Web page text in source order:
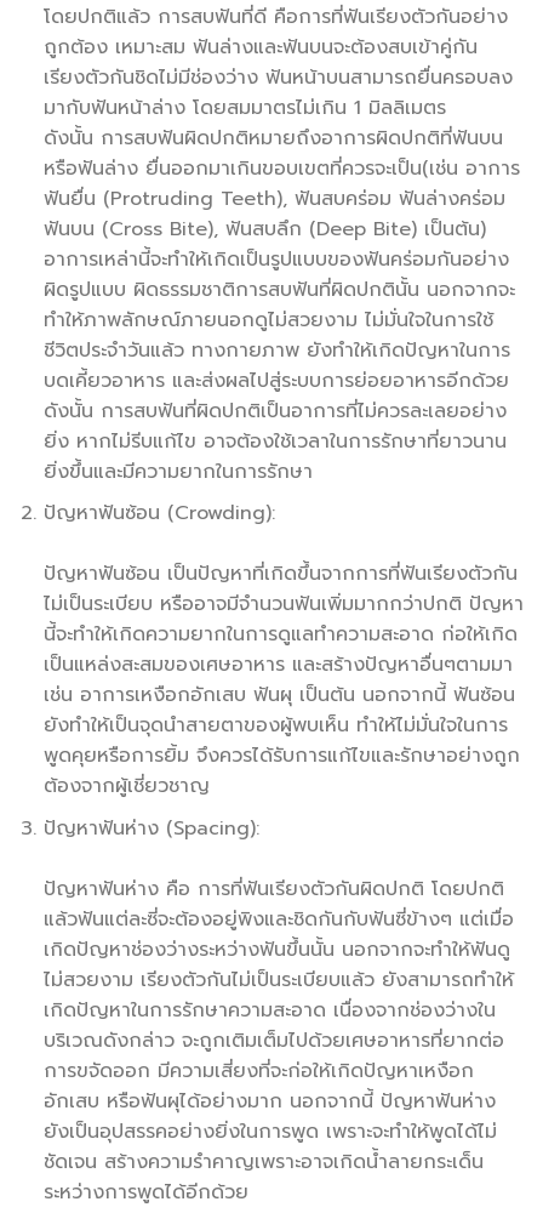
โดยปกติแล้ว การสบฟันที่ดี คือการที่ฟันเรียงตัวกันอย่าง
ถูกต้อง เหมาะสม ฟันล่างและฟันบนจะต้องสบเข้าคู่กัน
เรียงตัวกันชิดไม่มีช่องว่าง ฟันหน้าบนสามารถยื่นครอบลง
มากับฟันหน้าล่าง โดยสมมาตรไม่เกิน 1 มิลลิเมตร
ดังนั้น การสบฟันผิดปกติหมายถึงอาการผิดปกติที่ฟันบน
หรือฟันล่าง ยื่นออกมาเกินขอบเขตที่ควรจะเป็น(เช่น อาการ
ฟันยื่น (Protruding Teeth), ฟันสบคร่อม ฟันล่างคร่อม
ฟันบน (Cross Bite), ฟันสบลึก (Deep Bite) เป็นต้น)
อาการเหล่านี้จะทำให้เกิดเป็นรูปแบบของฟันคร่อมกันอย่าง
ผิดรูปแบบ ผิดธรรมชาติการสบฟันที่ผิดปกตินั้น นอกจากจะ
ทำให้ภาพลักษณ์ภายนอกดูไม่สวยงาม ไม่มั่นใจในการใช้
ชีวิตประจำวันแล้ว ทางกายภาพ ยังทำให้เกิดปัญหาในการ
บดเคี้ยวอาหาร และส่งผลไปสู่ระบบการย่อยอาหารอีกด้วย
ดังนั้น การสบฟันที่ผิดปกติเป็นอาการที่ไม่ควรละเลยอย่าง
ยิ่ง หากไม่รีบแก้ไข อาจต้องใช้เวลาในการรักษาที่ยาวนาน
ยิ่งขึ้นและมีความยากในการรักษา
ปัญหาฟันซ้อน (Crowding):
ปัญหาฟันซ้อน เป็นปัญหาที่เกิดขึ้นจากการที่ฟันเรียงตัวกัน
ไม่เป็นระเบียบ หรืออาจมีจำนวนฟันเพิ่มมากกว่าปกติ ปัญหา
นี้จะทำให้เกิดความยากในการดูแลทำความสะอาด ก่อให้เกิด
เป็นแหล่งสะสมของเศษอาหาร และสร้างปัญหาอื่นๆตามมา
เช่น อาการเหงือกอักเสบ ฟันผุ เป็นต้น นอกจากนี้ ฟันซ้อน
ยังทำให้เป็นจุดนำสายตาของผู้พบเห็น ทำให้ไม่มั่นใจในการ
พูดคุยหรือการยิ้ม จึงควรได้รับการแก้ไขและรักษาอย่างถูก
ต้องจากผู้เชี่ยวชาญ
ปัญหาฟันห่าง (Spacing):
ปัญหาฟันห่าง คือ การที่ฟันเรียงตัวกันผิดปกติ โดยปกติ
แล้วฟันแต่ละซี่จะต้องอยู่พิงและชิดกันกับฟันซี่ข้างๆ แต่เมื่อ
เกิดปัญหาช่องว่างระหว่างฟันขึ้นนั้น นอกจากจะทำให้ฟันดู
ไม่สวยงาม เรียงตัวกันไม่เป็นระเบียบแล้ว ยังสามารถทำให้
เกิดปัญหาในการรักษาความสะอาด เนื่องจากช่องว่างใน
บริเวณดังกล่าว จะถูกเติมเต็มไปด้วยเศษอาหารที่ยากต่อ
การขจัดออก มีความเสี่ยงที่จะก่อให้เกิดปัญหาเหงือก
อักเสบ หรือฟันผุได้อย่างมาก นอกจากนี้ ปัญหาฟันห่าง
ยังเป็นอุปสรรคอย่างยิ่งในการพูด เพราะจะทำให้พูดได้ไม่
ชัดเจน สร้างความรำคาญเพราะอาจเกิดน้ำลายกระเด็น
ระหว่างการพูดได้อีกด้วย